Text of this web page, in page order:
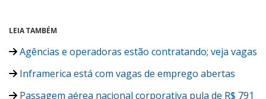
LEIA TAMBÉM
Agências e operadoras estão contratando; veja vagas
Inframerica está com vagas de emprego abertas
Passagem aérea nacional corporativa pula de R$ 791